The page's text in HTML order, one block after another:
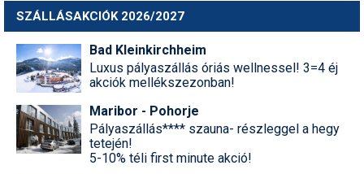
SZÁLLÁSAKCIÓK 2026/2027
Bad Kleinkirchheim
Luxus pályaszállás óriás wellnessel! 3=4 éj
akciók mellékszezonban!
Maribor - Pohorje
Pályaszállás**** szauna- részleggel a hegy
tetején!
5-10% téli first minute akció!